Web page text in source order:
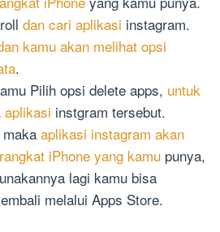
dan cari aplikasi instagram.
kamu akan melihat opsi
.
Pilih opsi delete apps, untuk
aplikasi instgram tersebut.
aplikasi instagram akan
iPhone yang kamu punya,
lagi kamu bisa
melalui Apps Store.